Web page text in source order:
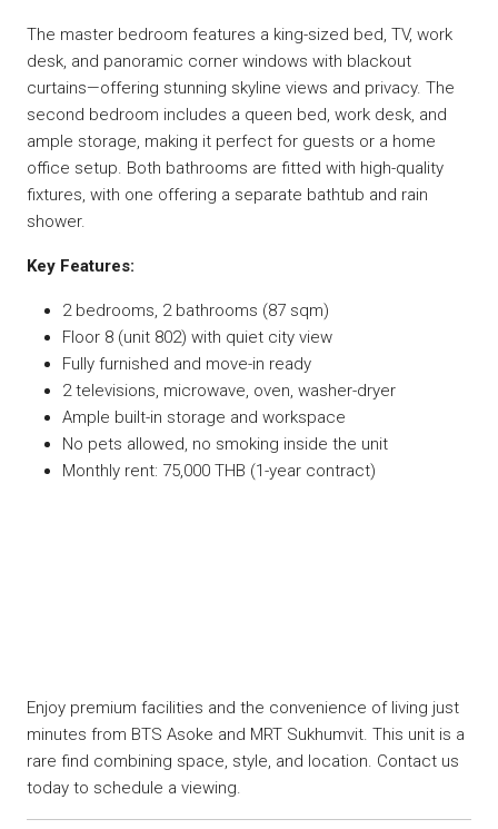
The master bedroom features a king-sized bed, TV, work
desk, and panoramic corner windows with blackout
curtains—offering stunning skyline views and privacy. The
second bedroom includes a queen bed, work desk, and
ample storage, making it perfect for guests or a home
office setup. Both bathrooms are fitted with high-quality
fixtures, with one offering a separate bathtub and rain
shower.
Key Features:
2 bedrooms, 2 bathrooms (87 sqm)
Floor 8 (unit 802) with quiet city view
Fully furnished and move-in ready
2 televisions, microwave, oven, washer-dryer
Ample built-in storage and workspace
No pets allowed, no smoking inside the unit
Monthly rent: 75,000 THB (1-year contract)
Enjoy premium facilities and the convenience of living just
minutes from BTS Asoke and MRT Sukhumvit. This unit is a
rare find combining space, style, and location. Contact us
today to schedule a viewing.